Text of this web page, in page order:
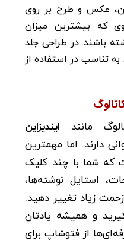
عکس و طرح بر روی
که بیشترین میزان
باشند. در طراحی جلد
به تناسب در استفاده از
مانند ایندیزاین
دارند. اما مهمترین
که شما با چند کلیک
استایل نوشته‌ها،
زیاد تغییر دهید.
و همیشه یادتان
از فتوشاپ برای